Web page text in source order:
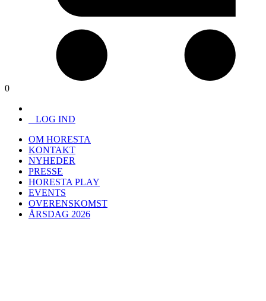
0
LOG IND
OM HORESTA
KONTAKT
NYHEDER
PRESSE
HORESTA PLAY
EVENTS
OVERENSKOMST
ÅRSDAG 2026